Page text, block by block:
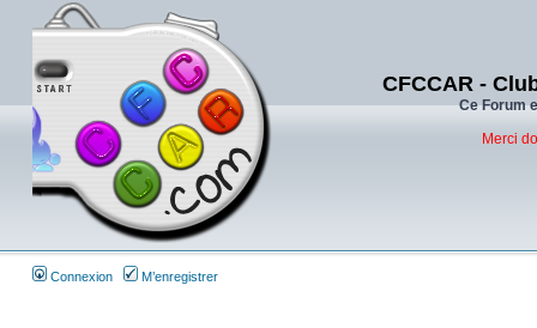
CFCCAR -
Ce Forum
Merci
Connexion M’enregistrer